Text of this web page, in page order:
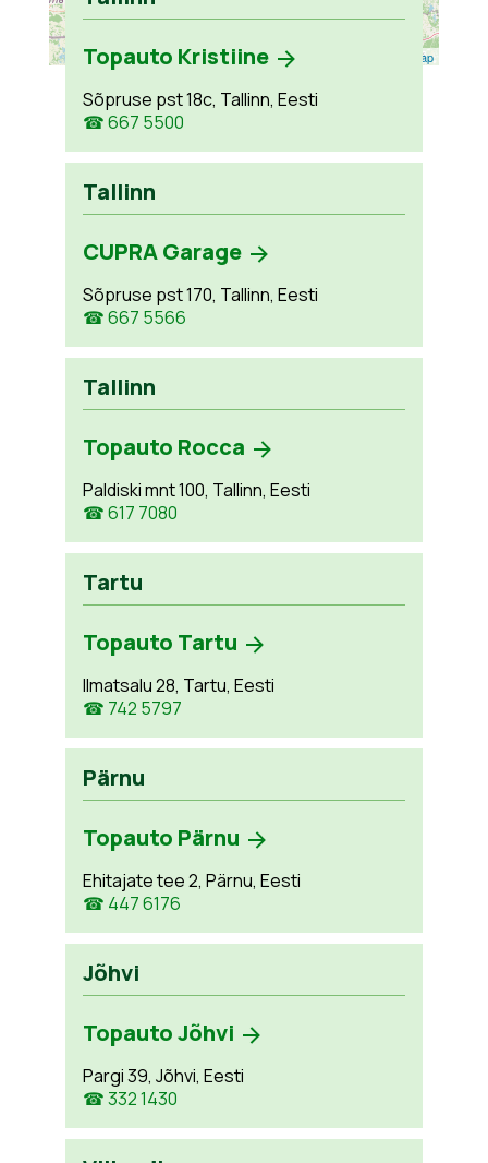
Leaflet OpenStreetMap
Topauto Kristiine
Sõpruse pst 18c, Tallinn, Eesti
☎ 667 5500
Tallinn
CUPRA Garage
Sõpruse pst 170, Tallinn, Eesti
☎ 667 5566
Tallinn
Topauto Rocca
Paldiski mnt 100, Tallinn, Eesti
☎ 617 7080
Tartu
Topauto Tartu
Ilmatsalu 28, Tartu, Eesti
☎ 742 5797
Pärnu
Topauto Pärnu
Ehitajate tee 2, Pärnu, Eesti
☎ 447 6176
Jõhvi
Topauto Jõhvi
Pargi 39, Jõhvi, Eesti
☎ 332 1430